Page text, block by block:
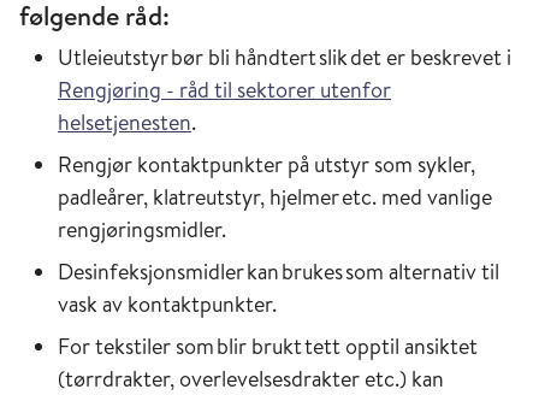
følgende råd:
Utleieutstyr bør bli håndtert slikdet er beskrevet i
Rengjøring - råd til sektorer utenfor
helsetjenesten.
Rengjør kontaktpunkter på utstyr som sykler,
padleårer, klatreutstyr, hjelmer etc. med vanlige
rengjøringsmidler.
Desinfeksjonsmidler kan brukes som alternativ til
vask av kontaktpunkter.
For tekstiler som blir brukt tett opptil ansiktet
(tørrdrakter, overlevelsesdrakter etc.) kan